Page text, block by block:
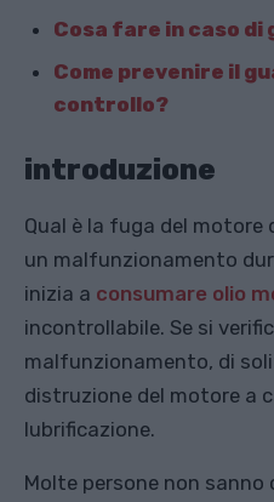
Cosa fare in caso
Come prevenire il
controllo?
introduzione
Qual è la fuga del motore
un malfunzionamento
inizia a consumare olio
incontrollabile. Se si
malfunzionamento, di
distruzione del motore a
lubrificazione.
Molte persone non sanno